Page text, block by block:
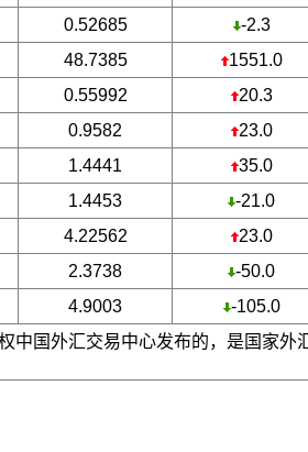
0.52685
-2.3
48.7385
1551.0
0.55992
20.3
0.9582
23.0
1.4441
35.0
1.4453
-21.0
4.22562
23.0
2.3738
-50.0
4.9003
-105.0
中国外汇交易中心发布的，是国家外